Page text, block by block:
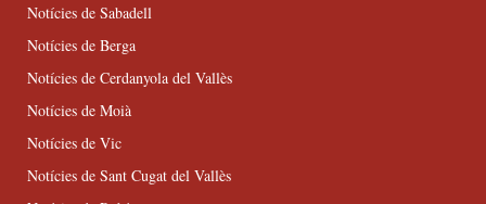
Notícies de Sabadell
Notícies de Berga
Notícies de Cerdanyola del Vallès
Notícies de Moià
Notícies de Vic
Notícies de Sant Cugat del Vallès